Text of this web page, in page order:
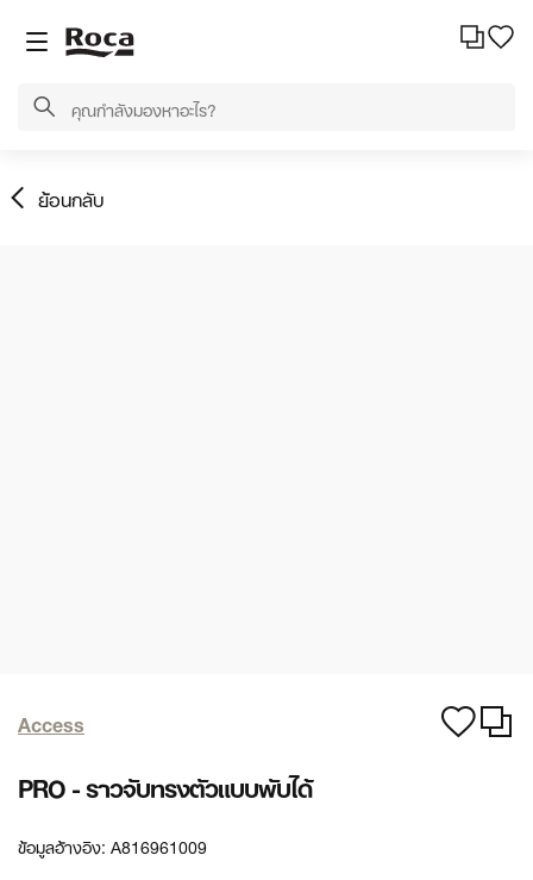
ย้อนกลับ
Access
PRO - ราวจับทรงตัวแบบพับได้
ข้อมูลอ้างอิง:A816961009